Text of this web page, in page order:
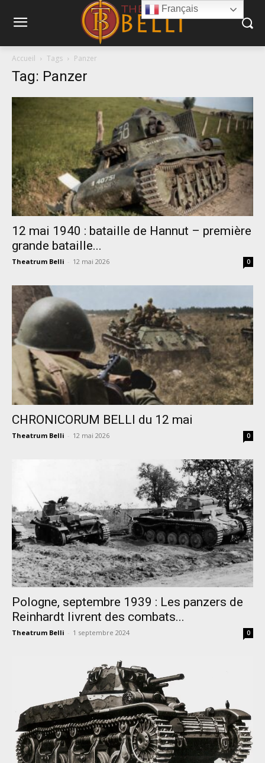
Accueil Tags Panzer
Tag: Panzer
12 mai 1940 : bataille de Hannut – première
grande bataille...
Theatrum Belli - 12 mai 2026 0
CHRONICORUM BELLI du 12 mai
Theatrum Belli - 12 mai 2026 0
Pologne, septembre 1939 : Les panzers de
Reinhardt livrent des combats...
Theatrum Belli - 1 septembre 2024 0
Français